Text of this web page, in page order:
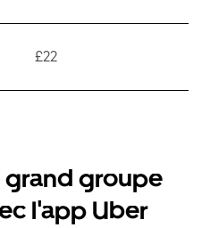
£22
grand groupe
l'app Uber